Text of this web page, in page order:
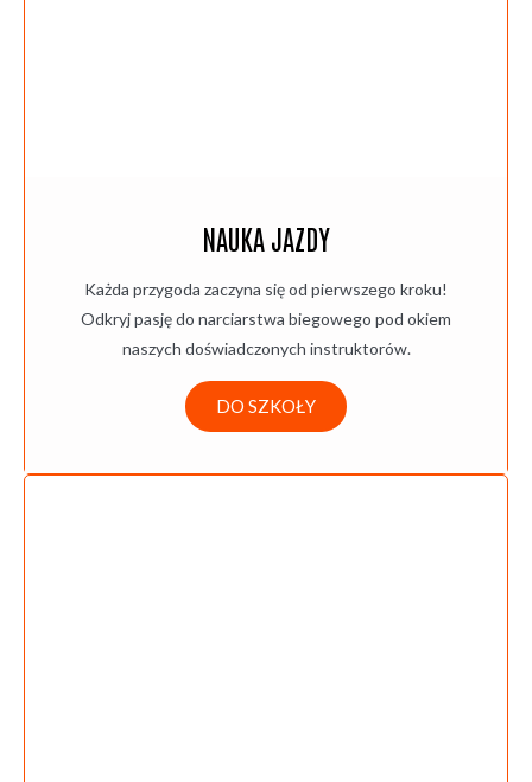
NAUKA JAZDY
Każda przygoda zaczyna się od pierwszego kroku!
Odkryj pasję do narciarstwa biegowego pod okiem
naszych doświadczonych instruktorów.
DO SZKOŁY